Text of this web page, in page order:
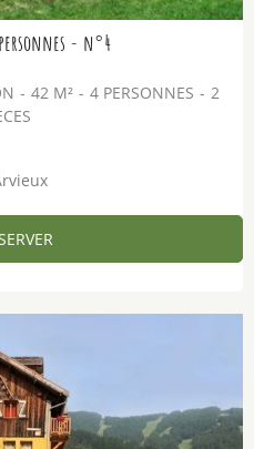
- n°4
42 M² 4 PERSONNES
2